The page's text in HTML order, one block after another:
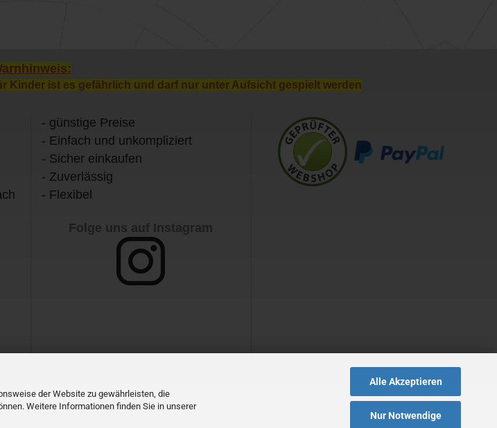
der Website zu gewährleisten, die
Weitere Informationen finden Sie in unserer
Alle Akzeptieren
Nur Notwendige
Kinder ist es gefährlich und darf nur unter Aufsicht gespielt werden
- günstige Preise
- Einfach und unkompliziert
- Sicher einkaufen
- Zuverlässig
- Flexibel
Folge uns auf Instagram